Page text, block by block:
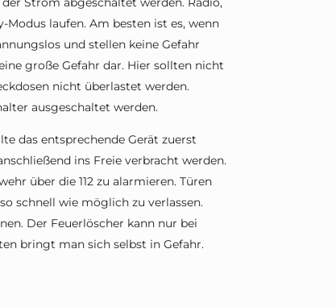
laufen. Am besten ist es, wenn
und stellen keine Gefahr
große Gefahr dar. Hier sollten nicht
nicht überlastet werden.
ausgeschaltet werden.
das entsprechende Gerät zuerst
ins Freie verbracht werden.
über die 112 zu alarmieren. Türen
schnell wie möglich zu verlassen.
Der Feuerlöscher kann nur bei
bringt man sich selbst in Gefahr.